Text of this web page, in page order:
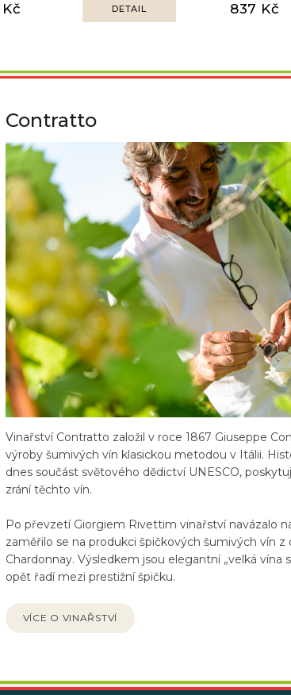
DETAIL 837 Kč
Contratto
Vinařství Contratto založil v roce 1867 Giuseppe
výroby šumivých vín klasickou metodou v Itálii.
dnes součást světového dědictví UNESCO,
zrání těchto vín.
Po převzetí Giorgiem Rivettim vinařství navázalo
zaměřilo se na produkci špičkových šumivých vín z
Chardonnay. Výsledkem jsou elegantní „velká vína
opět řadí mezi prestižní špičku.
VÍCE O VINAŘSTVÍ